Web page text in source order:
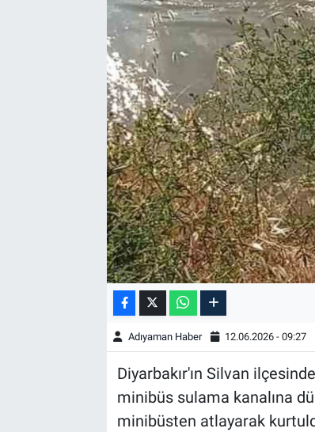
Adıyaman Haber 12.06.2026 - 09:27
Diyarbakır'ın Silvan
minibüs sulama kanalına
minibüsten atlayarak
Kültür Sanat
BİLİM VE TEKNOLOJİ
Şambayat Haber